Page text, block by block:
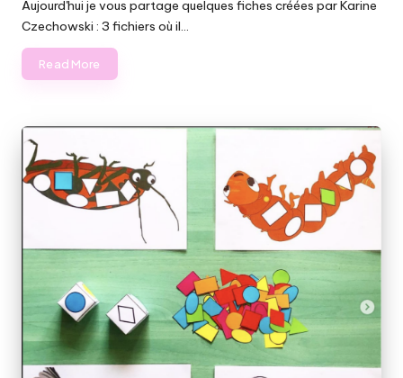
Aujourd'hui je vous partage quelques fiches créées par Karine
Czechowski : 3 fichiers où il…
Read More